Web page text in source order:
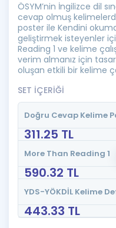
ÖSYM’nin İngilizce dil
cevap olmuş
poster ile Kendini
geliştirmek isteyenler
Reading 1 ve kelime
verim almanız için
oluşan etkili bir kelime
SET İÇERİĞİ
Doğru Cevap Kelime
311.25 TL
More Than Reading 1
590.32 TL
YDS-YÖKDİL Kelime
443.33 TL